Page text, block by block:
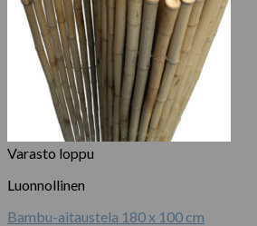
Varasto loppu
Luonnollinen
Bambu-aitaustela 180 x 100 cm